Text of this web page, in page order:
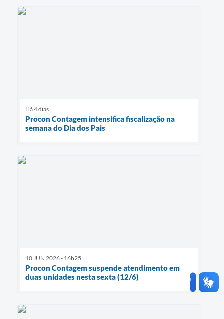
Há 4 dias
Procon Contagem intensifica fiscalização na
semana do Dia dos Pais
10 JUN 2026 - 16h25
Procon Contagem suspende atendimento em
duas unidades nesta sexta (12/6)